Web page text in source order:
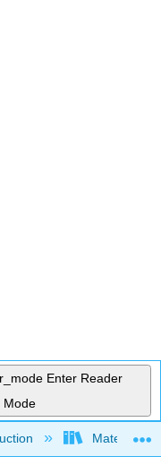
Enter Reader
Mode
global